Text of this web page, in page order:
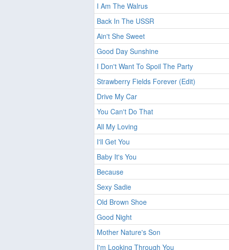
I Am The Walrus
Back In The USSR
Ain't She Sweet
Good Day Sunshine
I Don't Want To Spoil The Party
Strawberry Fields Forever (Edit)
Drive My Car
You Can't Do That
All My Loving
I'll Get You
Baby It's You
Because
Sexy Sadie
Old Brown Shoe
Good Night
Mother Nature's Son
I'm Looking Through You